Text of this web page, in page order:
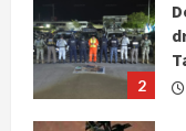
2